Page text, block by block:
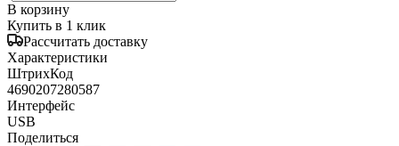
В корзину
Купить в 1 клик
Рассчитать доставку
Характеристики
ШтрихКод
4690207280587
Интерфейс
USB
Поделиться